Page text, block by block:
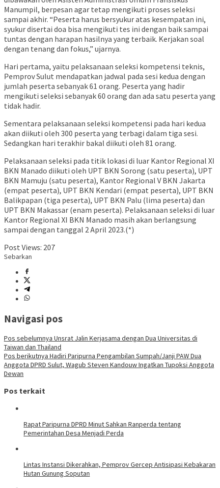
Manumpil, berpesan agar tetap mengikuti proses seleksi
sampai akhir. “Peserta harus bersyukur atas kesempatan ini,
syukur disertai doa bisa mengikuti tes ini dengan baik sampai
tuntas dengan harapan hasilnya yang terbaik. Kerjakan soal
dengan tenang dan fokus,” ujarnya.
Hari pertama, yaitu pelaksanaan seleksi kompetensi teknis,
Pemprov Sulut mendapatkan jadwal pada sesi kedua dengan
jumlah peserta sebanyak 61 orang. Peserta yang hadir
mengikuti seleksi sebanyak 60 orang dan ada satu peserta yang
tidak hadir.
Sementara pelaksanaan seleksi kompetensi pada hari kedua
akan diikuti oleh 300 peserta yang terbagi dalam tiga sesi.
Sedangkan hari terakhir bakal diikuti oleh 81 orang.
Pelaksanaan seleksi pada titik lokasi di luar Kantor Regional XI
BKN Manado diikuti oleh UPT BKN Sorong (satu peserta), UPT
BKN Mamuju (satu peserta), Kantor Regional V BKN Jakarta
(empat peserta), UPT BKN Kendari (empat peserta), UPT BKN
Balikpapan (tiga peserta), UPT BKN Palu (lima peserta) dan
UPT BKN Makassar (enam peserta). Pelaksanaan seleksi di luar
Kantor Regional XI BKN Manado masih akan berlangsung
sampai dengan tanggal 2 April 2023.(*)
Post Views: 207
Sebarkan
Navigasi pos
Pos sebelumnya Unsrat Jalin Kerjasama dengan Dua Universitas di
Taiwan dan Thailand
Pos berikutnya Hadiri Paripurna Pengambilan Sumpah/Janji PAW Dua
Anggota DPRD Sulut, Wagub Steven Kandouw Ingatkan Tupoksi Anggota
Dewan
Pos terkait
Rapat Paripurna DPRD Minut Sahkan Ranperda tentang
Pemerintahan Desa Menjadi Perda
Lintas Instansi Dikerahkan, Pemprov Gercep Antisipasi Kebakaran
Hutan Gunung Soputan